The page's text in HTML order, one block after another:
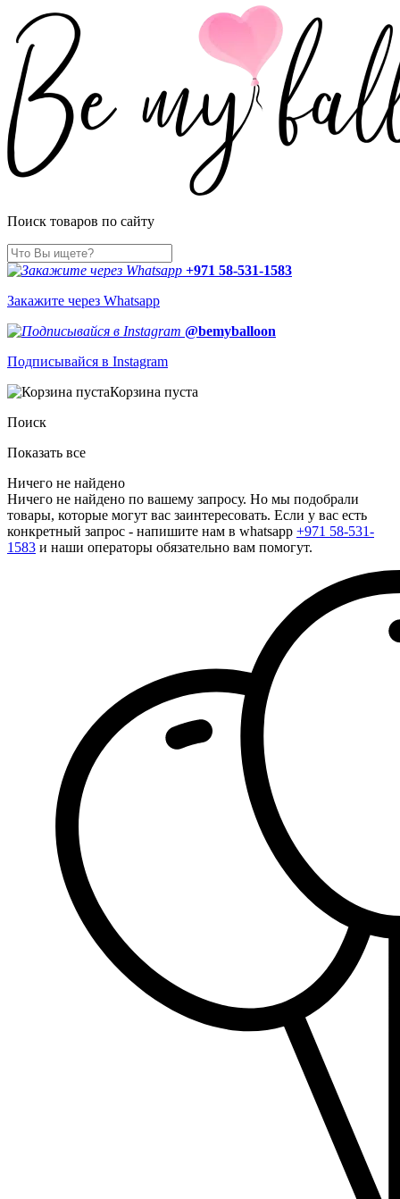
Поиск товаров по сайту
+971 58-531-1583
Закажите через Whatsapp
@bemyballoon
Подписывайся в Instagram
Корзина пуста
Поиск
Показать все
Ничего не найдено
Ничего не найдено по вашему запросу. Но мы подобрали
товары, которые могут вас заинтересовать. Если у вас есть
конкретный запрос - напишите нам в whatsapp +971 58-531-
1583 и наши операторы обязательно вам помогут.